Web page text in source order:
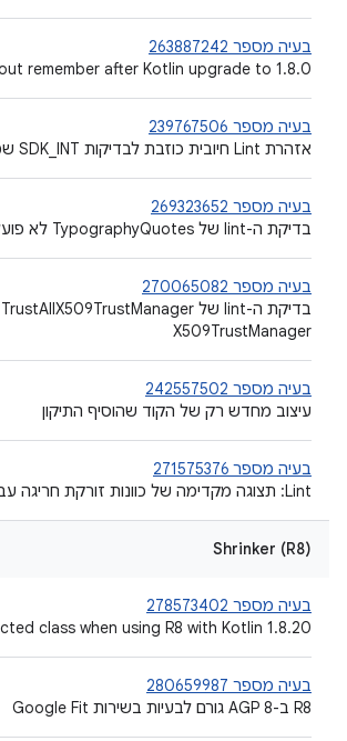
בעיה מספר 263887242
remember after Kotlin upgrade to 1.8.0
בעיה מספר 239767506
אזהרת Lint חיובית כוזבת לבדיקות SDK_INT שמתבצעות בתוך שיטה עם פרמטר enum
בעיה מספר 269323652
בדיקת ה-lint של TypographyQuotes לא פועלת על מרכאות עם תו בריחה
בעיה מספר 270065082
X509TrustManager
בעיה מספר 242557502
עיצוב מחדש רק של הקוד שהוסיף התיקון
בעיה מספר 271575376
‫Lint: תצוגה מקדימה של כוונות זורקת חריגה עבור ReplaceStringQuickFix
Shrinker (R8)
בעיה מספר 278573402
class when using R8 with Kotlin 1.8.20
בעיה מספר 280659987
‫R8 ב-AGP 8 גורם לבעיות בשירות Google Fit